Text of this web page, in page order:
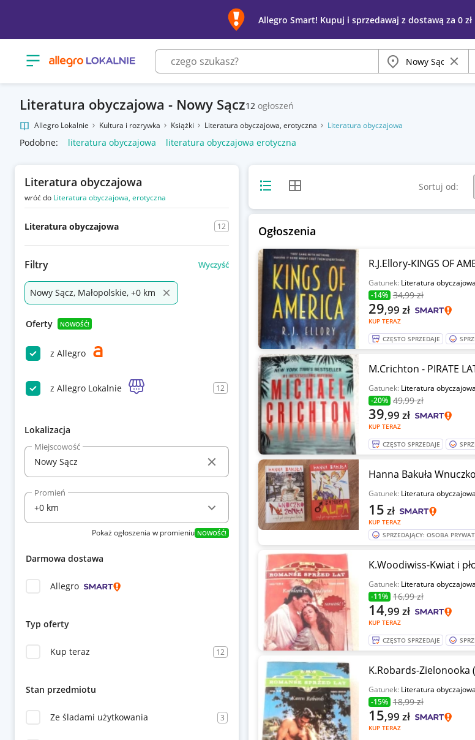
Allegro Smart! Kupuj i sprzedawaj z dostawą za 0 zł
Otwórz menu z kategoriami Miasto
Literatura obyczajowa - Nowy Sącz12 ogłoszeń
Allegro Lokalnie Kultura i rozrywka Książki Literatura obyczajowa, erotyczna Literatura obyczajowa
Podobne: literatura obyczajowa literatura obyczajowa erotyczna
Literatura obyczajowa
wróć do Literatura obyczajowa, erotyczna
Literatura obyczajowa 12
Filtry Wyczyść
Nowy Sącz, Małopolskie, +0 km
Oferty NOWOŚĆ!
z Allegro
z Allegro Lokalnie 12
Lokalizacja
Miejscowość
Promień
Pokaż ogłoszenia w promieniu NOWOŚĆ!
Darmowa dostawa
Allegro
Typ oferty
Kup teraz 12
Stan przedmiotu
Ze śladami użytkowania 3
Widok listyWidok siatki Sortuj od:
Ogłoszenia
R.J.Ellory-KINGS OF
Gatunek: Literatura obyczajowa
-14% 34,99 zł
KUP TERAZ
29,99 zł
CZĘSTO SPRZEDAJE
M.Crichton - PIRATE
Gatunek: Literatura obyczajowa
-20% 49,99 zł
KUP TERAZ
39,99 zł
CZĘSTO SPRZEDAJE
Hanna Bakuła
Gatunek: Literatura obyczajowa
KUP TERAZ
15 zł
SPRZEDAJĄCY: OSOBA
K.Woodiwiss-Kwiat i
Gatunek: Literatura obyczajowa
-11% 16,99 zł
KUP TERAZ
14,99 zł
CZĘSTO SPRZEDAJE
K.Robards-Zielonooka
Gatunek: Literatura obyczajowa
-15% 18,99 zł
KUP TERAZ
15,99 zł